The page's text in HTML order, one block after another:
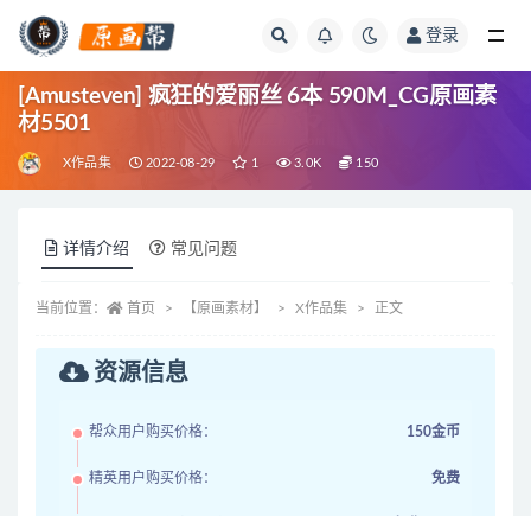
登录
[Amusteven] 疯狂的爱丽丝 6本 590M_CG原画素
材5501
X作品集 2022-08-29 1 3.0K 150
详情介绍 常见问题
当前位置： 首页 【原画素材】 X作品集 正文
资源信息
帮众用户购买价格： 150金币
精英用户购买价格： 免费